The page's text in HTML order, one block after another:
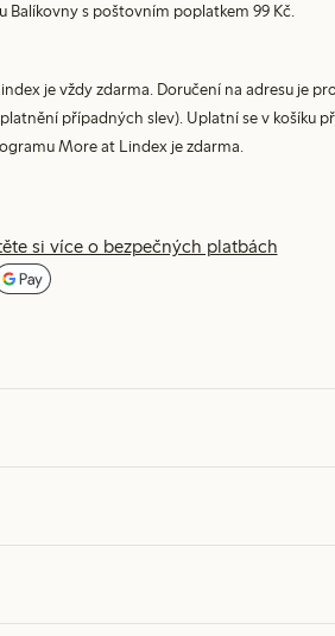
s poštovním poplatkem 99 Kč.
je vždy zdarma. Doručení na adresu je
případných slev). Uplatní se v košíku
More at Lindex je zdarma.
si více o bezpečných platbách